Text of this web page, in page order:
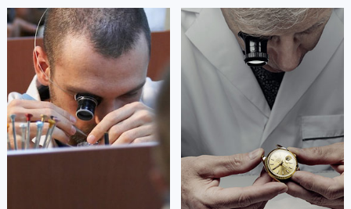
艾德琳·亚历桑德拉
资深积家技师
是积家售后服务中心
(积家保养中心)
的高级技师之一
Guangzhou Jaeger Maintain center
 广州积家维修
艾莉森·安吉莉亚
资深积家技师
是积家售后服务中心
(积家保养中心)
的高级技师之一
Shenzhen Jaeger Maintain center
 深圳积家维修